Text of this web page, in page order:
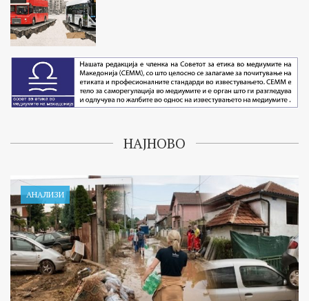
НАЈНОВО
АНАЛИЗИ